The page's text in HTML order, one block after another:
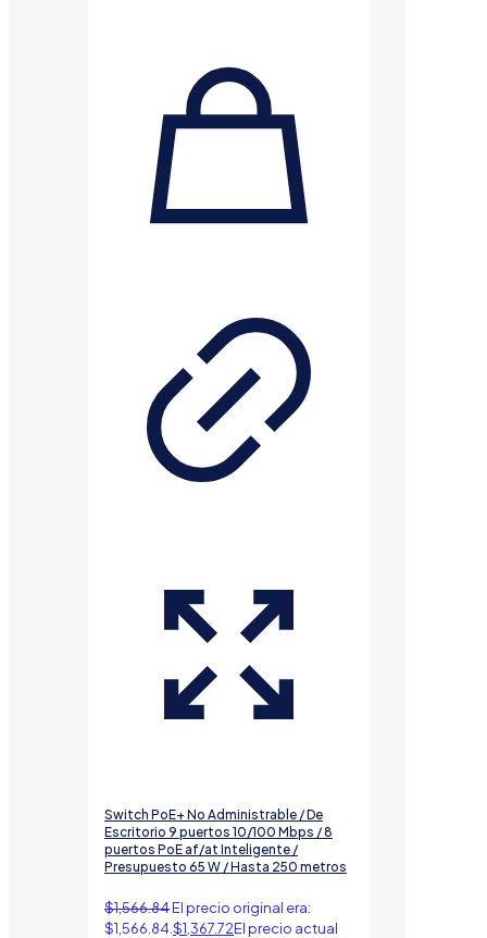
Switch PoE+ No Administrable / De
Escritorio 9 puertos 10/100 Mbps / 8
puertos PoE af/at Inteligente /
Presupuesto 65 W / Hasta 250 metros
$1,566.84El precio original era:
$1,566.84.$1,367.72El precio actual